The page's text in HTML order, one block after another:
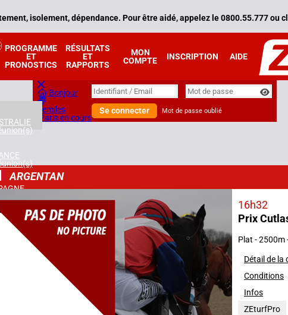
isolement, dépendance. Pour être aidé, appelez le 0800.55.777 ou
PROGRAMME
ET
PRONOSTICS
RÉSULTATS
ET
RAPPORTS
MON
COMPTE
INSCRIPTION AIDE
Bonjour
Zemiles
Paris en cours
Identifiant
Identifiant / Email Mot de passe
Se connecter Mot de passe oublié
UNI
ARGENTAN
1
04/2025
16h32
Prix
Plat - 2500m
Détail de la
Conditions
Infos
ZEturfPro